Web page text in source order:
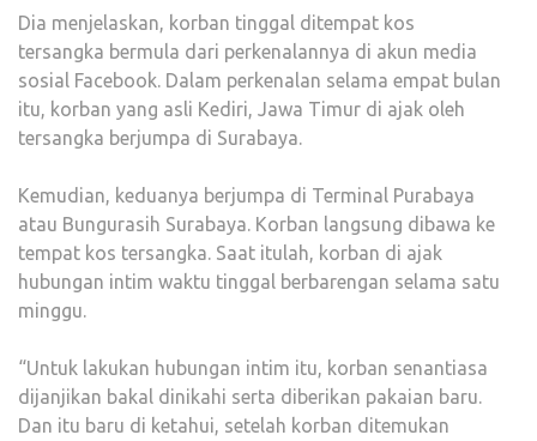
Dia menjelaskan, korban tinggal ditempat kos
tersangka bermula dari perkenalannya di akun media
sosial Facebook. Dalam perkenalan selama empat bulan
itu, korban yang asli Kediri, Jawa Timur di ajak oleh
tersangka berjumpa di Surabaya.
Kemudian, keduanya berjumpa di Terminal Purabaya
atau Bungurasih Surabaya. Korban langsung dibawa ke
tempat kos tersangka. Saat itulah, korban di ajak
hubungan intim waktu tinggal berbarengan selama satu
minggu.
“Untuk lakukan hubungan intim itu, korban senantiasa
dijanjikan bakal dinikahi serta diberikan pakaian baru.
Dan itu baru di ketahui, setelah korban ditemukan